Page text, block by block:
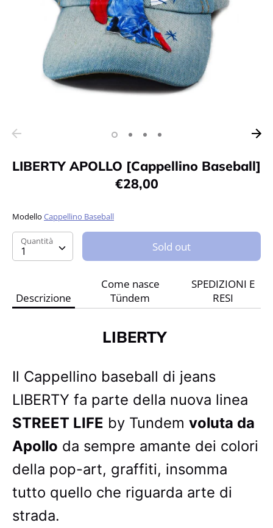
LIBERTY APOLLO [Cappellino Baseball]
€28,00
Modello Cappellino Baseball
Quantità
1
Quantità Sold out
Descrizione
Come nasce
Tündem
SPEDIZIONI E
RESI
LIBERTY
Il Cappellino baseball di jeans
LIBERTY fa parte della nuova linea
STREET LIFE by Tundem voluta da
Apollo da sempre amante dei colori
della pop-art, graffiti, insomma
tutto quello che riguarda arte di
strada.